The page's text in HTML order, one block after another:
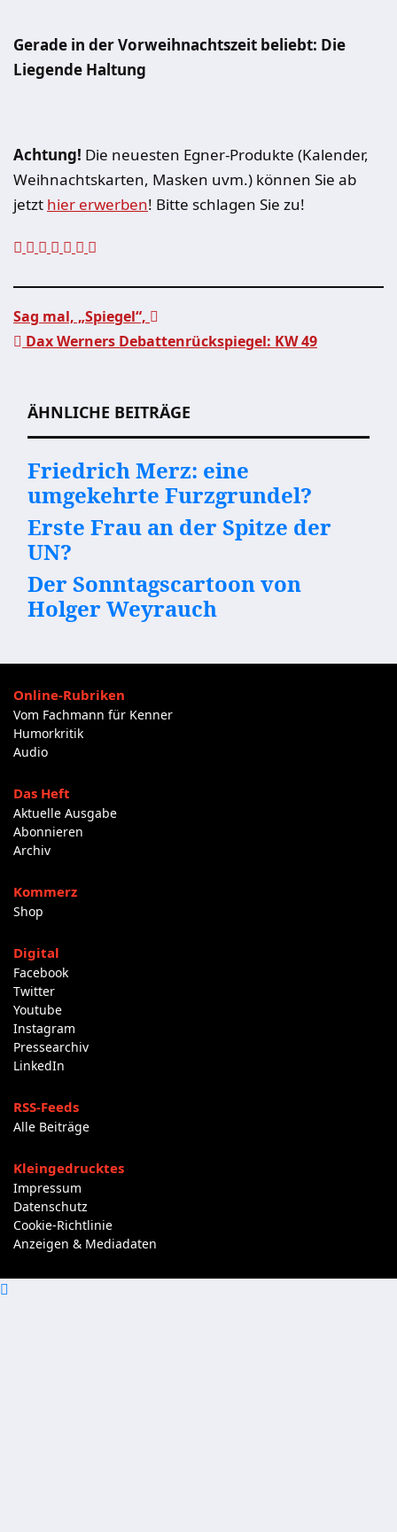
Gerade in der Vorweihnachtszeit beliebt: Die
Liegende Haltung
Achtung! Die neuesten Egner-Produkte (Kalender,
Weihnachtskarten, Masken uvm.) können Sie ab
jetzt hier erwerben! Bitte schlagen Sie zu!
Sag mal, „Spiegel“,
Dax Werners Debattenrückspiegel: KW 49
ÄHNLICHE BEITRÄGE
Friedrich Merz: eine
umgekehrte Furzgrundel?
Erste Frau an der Spitze der
UN?
Der Sonntagscartoon von
Holger Weyrauch
Online-Rubriken
Vom Fachmann für Kenner
Humorkritik
Audio
Das Heft
Aktuelle Ausgabe
Abonnieren
Archiv
Kommerz
Shop
Digital
Facebook
Twitter
Youtube
Instagram
Pressearchiv
LinkedIn
RSS-Feeds
Alle Beiträge
Kleingedrucktes
Impressum
Datenschutz
Cookie-Richtlinie
Anzeigen & Mediadaten